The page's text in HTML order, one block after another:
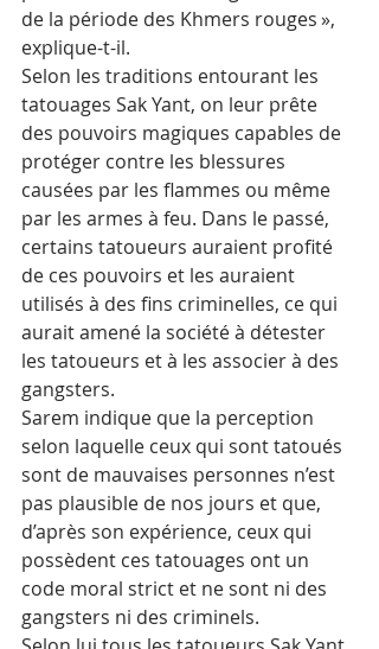
de la période des Khmers rouges »,
explique-t-il.
Selon les traditions entourant les
tatouages Sak Yant, on leur prête
des pouvoirs magiques capables de
protéger contre les blessures
causées par les flammes ou même
par les armes à feu. Dans le passé,
certains tatoueurs auraient profité
de ces pouvoirs et les auraient
utilisés à des fins criminelles, ce qui
aurait amené la société à détester
les tatoueurs et à les associer à des
gangsters.
Sarem indique que la perception
selon laquelle ceux qui sont tatoués
sont de mauvaises personnes n’est
pas plausible de nos jours et que,
d’après son expérience, ceux qui
possèdent ces tatouages ont un
code moral strict et ne sont ni des
gangsters ni des criminels.